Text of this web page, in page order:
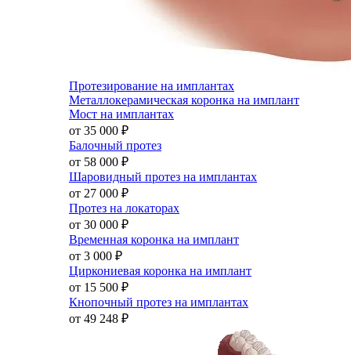
Протезирование на имплантах
Металлокерамическая коронка на имплант
Мост на имплантах
от 35 000 ₽
Балочный протез
от 58 000 ₽
Шаровидный протез на имплантах
от 27 000 ₽
Протез на локаторах
от 30 000 ₽
Временная коронка на имплант
от 3 000 ₽
Циркониевая коронка на имплант
от 15 500 ₽
Кнопочный протез на имплантах
от 49 248 ₽